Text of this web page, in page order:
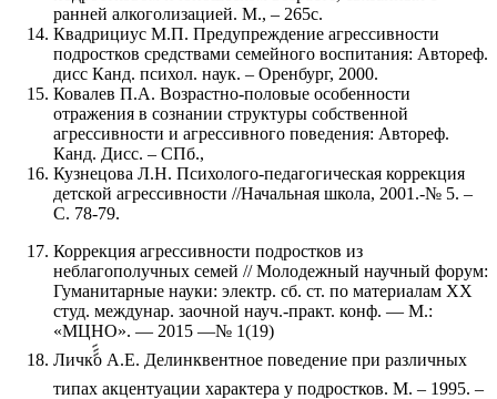
ранней алкоголизацией. М., – 265с.
Квадрициус М.П. Предупреждение агрессивности
подростков средствами семейного воспитания: Автореф.
дисс Канд. психол. наук. – Оренбург, 2000.
Ковалев П.А. Возрастно-половые особенности
отражения в сознании структуры собственной
агрессивности и агрессивного поведения: Автореф.
Канд. Дисс. – СПб.,
Кузнецова Л.Н. Психолого-педагогическая коррекция
детской агрессивности //Начальная школа, 2001.-№ 5. –
С. 78-79.
Коррекция агрессивности подростков из
неблагополучных семей // Молодежный научный форум:
Гуманитарные науки: электр. сб. ст. по материалам XX
студ. междунар. заочной науч.-практ. конф. — М.:
«МЦНО». — 2015 —№ 1(19)
Личкࣤࣤࣤо А.Е. Делинквентное поведение при различных
типах акцентуации характера у подростков. М. – 1995. –